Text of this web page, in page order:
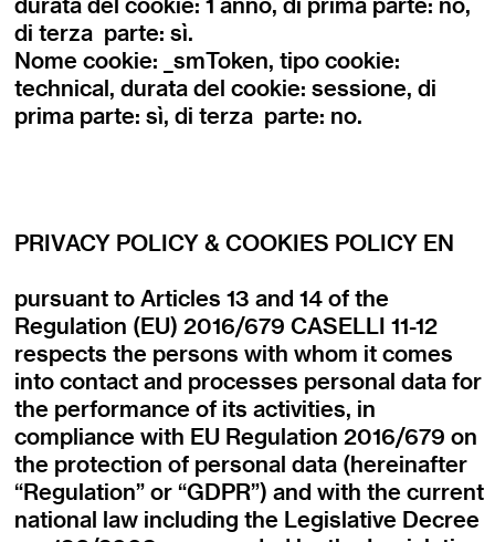
di terza parte: sì.
Nome cookie: _smToken, tipo cookie:
technical, durata del cookie: sessione, di
prima parte: sì, di terza parte: no.
PRIVACY POLICY & COOKIES POLICY EN
pursuant to Articles 13 and 14 of the
Regulation (EU) 2016/679 CASELLI 11-12
respects the persons with whom it comes
into contact and processes personal data for
the performance of its activities, in
compliance with EU Regulation 2016/679 on
the protection of personal data (hereinafter
“Regulation” or “GDPR”) and with the current
national law including the Legislative Decree